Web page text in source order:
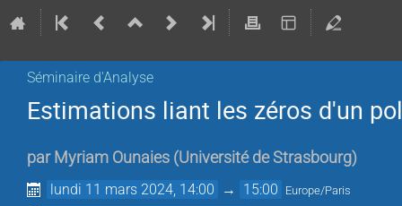
Séminaire d'Analyse
Estimations liant les zéros d'un
par Myriam Ounaies (Université de Strasbourg)
lundi 11 mars 2024, 14:00 → 15:00 Europe/Paris